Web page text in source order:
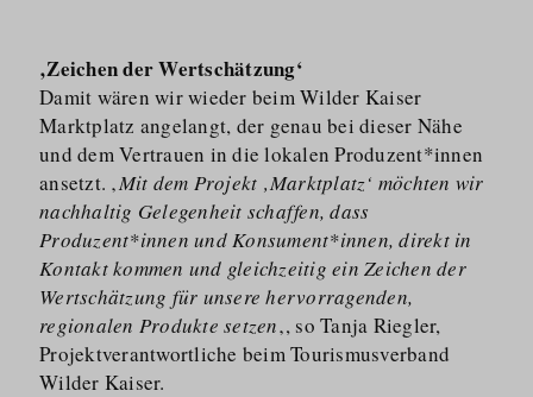
‚Zeichen der Wertschätzung‘
Damit wären wir wieder beim Wilder Kaiser
Marktplatz angelangt, der genau bei dieser Nähe
und dem Vertrauen in die lokalen Produzent*innen
ansetzt. ‚Mit dem Projekt ‚Marktplatz‘ möchten wir
nachhaltig Gelegenheit schaffen, dass
Produzent*innen und Konsument*innen, direkt in
Kontakt kommen und gleichzeitig ein Zeichen der
Wertschätzung für unsere hervorragenden,
regionalen Produkte setzen‚, so Tanja Riegler,
Projektver­ant­wortliche beim Tourismusverband
Wilder Kaiser.